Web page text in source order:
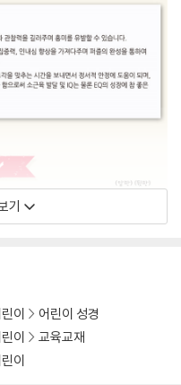
기
이
어린이 성경
이
교육교재
이